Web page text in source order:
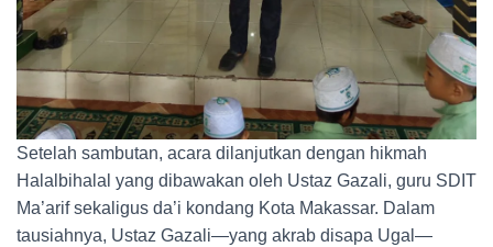
Setelah sambutan, acara dilanjutkan dengan hikmah
Halalbihalal yang dibawakan oleh Ustaz Gazali, guru SDIT
Ma’arif sekaligus da’i kondang Kota Makassar. Dalam
tausiahnya, Ustaz Gazali—yang akrab disapa Ugal—